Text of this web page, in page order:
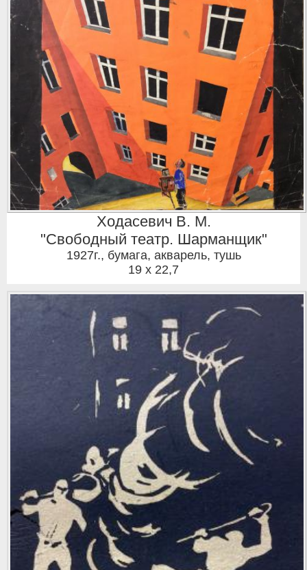
Ходасевич В. М.
"Свободный театр. Шарманщик"
1927г., бумага, акварель, тушь
19 x 22,7